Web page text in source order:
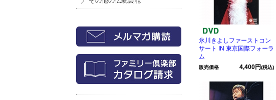
氷川きよしファーストコン
サート IN 東京国際フォーラ
ム
販売価格 4,400円(税込)